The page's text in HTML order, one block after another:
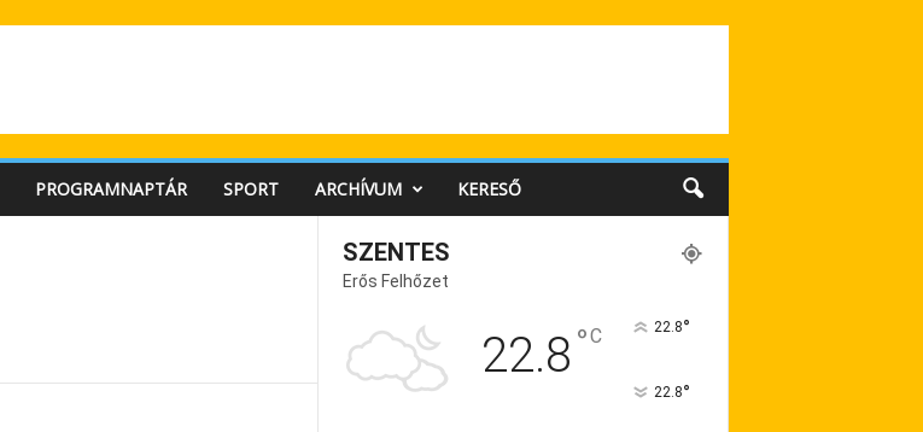
PROGRAMNAPTÁR SPORT ARCHÍVUM KERESŐ
SZENTES
Erős Felhőzet
22.8 °C 22.8°
22.8°